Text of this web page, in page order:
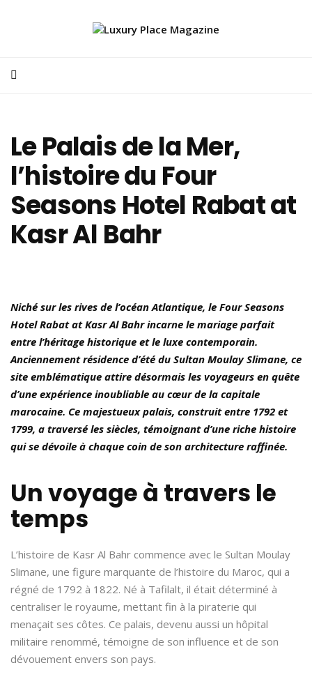
Le Palais de la Mer,
l’histoire du Four
Seasons Hotel Rabat at
Kasr Al Bahr
Niché sur les rives de l’océan Atlantique, le Four Seasons
Hotel Rabat at Kasr Al Bahr incarne le mariage parfait
entre l’héritage historique et le luxe contemporain.
Anciennement résidence d’été du Sultan Moulay Slimane, ce
site emblématique attire désormais les voyageurs en quête
d’une expérience inoubliable au cœur de la capitale
marocaine. Ce majestueux palais, construit entre 1792 et
1799, a traversé les siècles, témoignant d’une riche histoire
qui se dévoile à chaque coin de son architecture raffinée.
Un voyage à travers le
temps
L’histoire de Kasr Al Bahr commence avec le Sultan Moulay
Slimane, une figure marquante de l’histoire du Maroc, qui a
régné de 1792 à 1822. Né à Tafilalt, il était déterminé à
centraliser le royaume, mettant fin à la piraterie qui
menaçait ses côtes. Ce palais, devenu aussi un hôpital
militaire renommé, témoigne de son influence et de son
dévouement envers son pays.